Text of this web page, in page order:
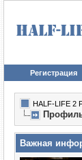
Регистрация
HALF-LIFE 2
Важная